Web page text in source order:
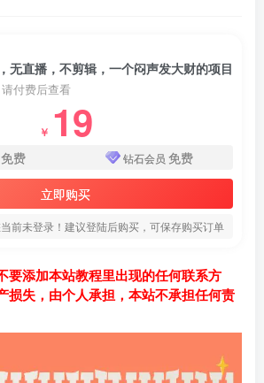
无直播，不剪辑，一个闷声发大财的项目
付费后查看
￥ 19
免费 钻石会员 免费
立即购买
前未登录！建议登陆后购买，可保存购买订单
要添加本站教程里出现的任何联系方
损失，由个人承担，本站不承担任何责